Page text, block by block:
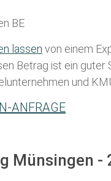
lassen von einem
Betrag ist ein
und
ANFRAGE
Münsingen -